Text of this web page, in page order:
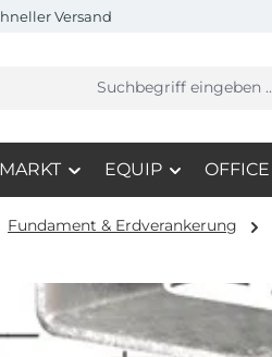
Versand
EQUIP OFFICE
Fundament & Erdverankerung